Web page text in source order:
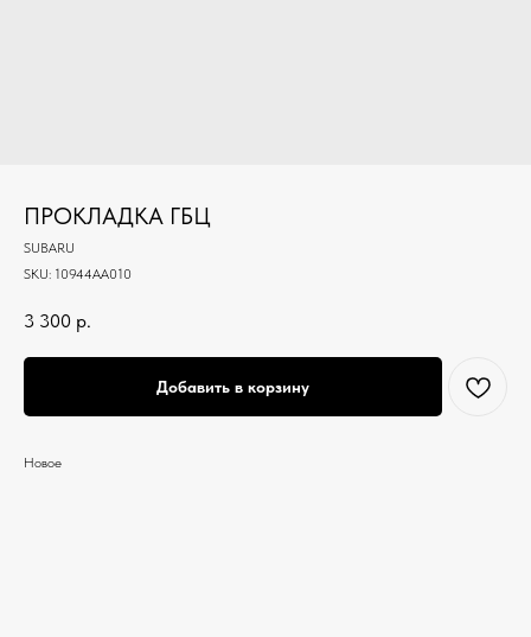
ПРОКЛАДКА ГБЦ
SUBARU
SKU: 10944AA010
3 300 р.
Добавить в корзину
Новое